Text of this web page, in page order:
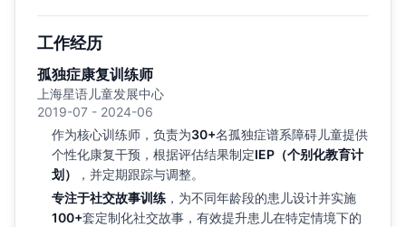
工作经历
孤独症康复训练师
上海星语儿童发展中心
2019-07 - 2024-06
作为核心训练师，负责为30+名孤独症谱系障碍儿童提供
个性化康复干预，根据评估结果制定IEP（个别化教育计
划）
，并定期跟踪与调整。
专注于社交故事训练 ，为不同年龄段的患儿设计并实施
100+套定制化社交故事，有效提升患儿在特定情境下的